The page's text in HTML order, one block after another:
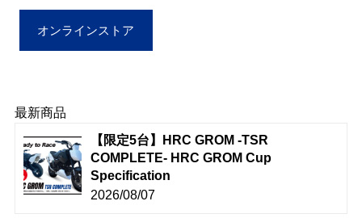
オンラインストア
最新商品
【限定5台】HRC GROM -TSR
COMPLETE- HRC GROM Cup
Specification
2026/08/07